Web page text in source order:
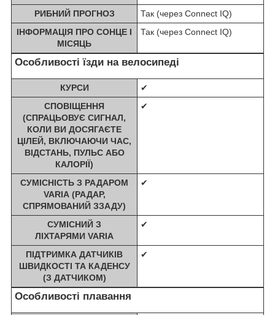
РИБНИЙ ПРОГНОЗ
Так (через Connect IQ)
ІНФОРМАЦІЯ ПРО СОНЦЕ І
МІСЯЦЬ
Так (через Connect IQ)
Особливості їзди на велосипеді
КУРСИ
✔
СПОВІЩЕННЯ
(СПРАЦЬОВУЄ СИГНАЛ,
КОЛИ ВИ ДОСЯГАЄТЕ
ЦІЛЕЙ, ВКЛЮЧАЮЧИ ЧАС,
ВІДСТАНЬ, ПУЛЬС АБО
КАЛОРІЇ)
✔
СУМІСНІСТЬ З РАДАРОМ
VARIA (РАДАР,
СПРЯМОВАНИЙ ЗЗАДУ)
✔
СУМІСНИЙ З
ЛІХТАРЯМИ VARIA
✔
ПІДТРИМКА ДАТЧИКІВ
ШВИДКОСТІ ТА КАДЕНСУ
(З ДАТЧИКОМ)
✔
Особливості плавання